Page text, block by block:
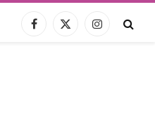
Facebook
X
Instagram